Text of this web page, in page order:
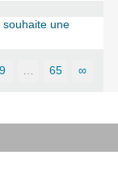
souhaite une
9 65 ∞